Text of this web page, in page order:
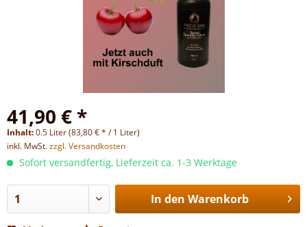
41,90 € *
Inhalt:0.5 Liter (83,80 € * / 1 Liter)
inkl. MwSt.zzgl. Versandkosten
Sofort versandfertig, Lieferzeit ca. 1-3 Werktage
In den Warenkorb